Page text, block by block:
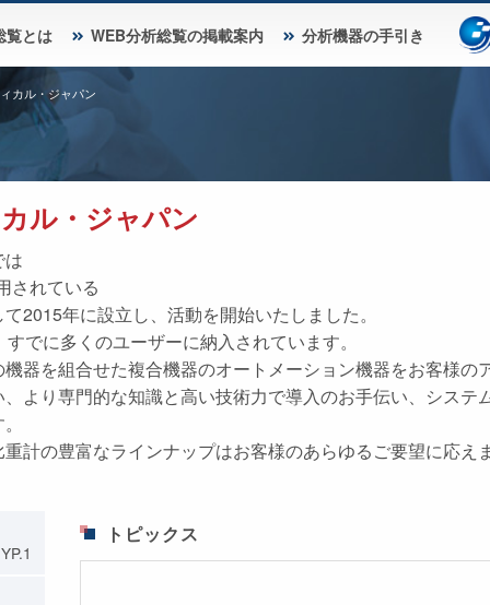
覧とは WEB分析総覧の掲載案内 分析機器の手引き
カル・ジャパン
ル・ジャパン
は
されている
2015年に設立し、活動を開始いたしました。
でに多くのユーザーに納入されています。
器を組合せた複合機器のオートメーション機器をお客様の
より専門的な知識と高い技術力で導入のお手伝い、システ
計の豊富なラインナップはお客様のあらゆるご要望に応えま
トピックス